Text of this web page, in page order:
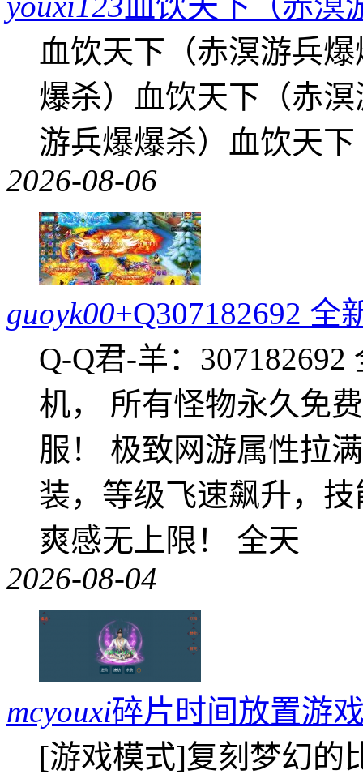
血饮天下（赤溟游兵
爆杀）血饮天下（赤
游兵爆爆杀）血饮天
2026-08-06
guoyk00+Q307182692
Q-Q君-羊：
机， 所有怪物永久免
服！ 极致网游属性拉
装，等级飞速飙升，
爽感无上限！ 全天
2026-08-04
mcyouxi碎片时间放置游
[游戏模式]复刻梦幻的